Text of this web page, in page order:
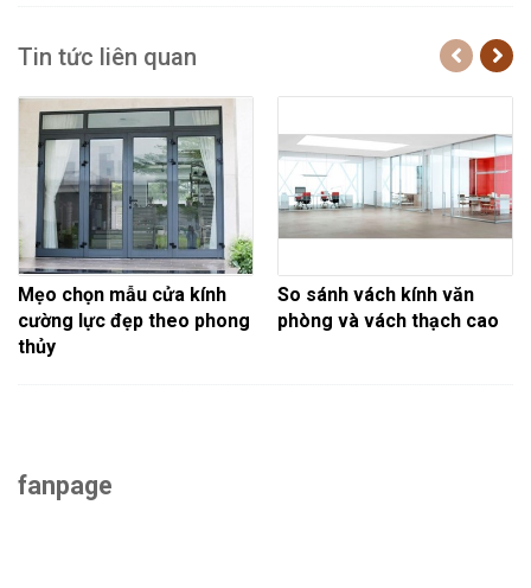
Tin tức liên quan
Mẹo chọn mẫu cửa kính
cường lực đẹp theo phong
thủy
So sánh vách kính văn
phòng và vách thạch cao
fanpage